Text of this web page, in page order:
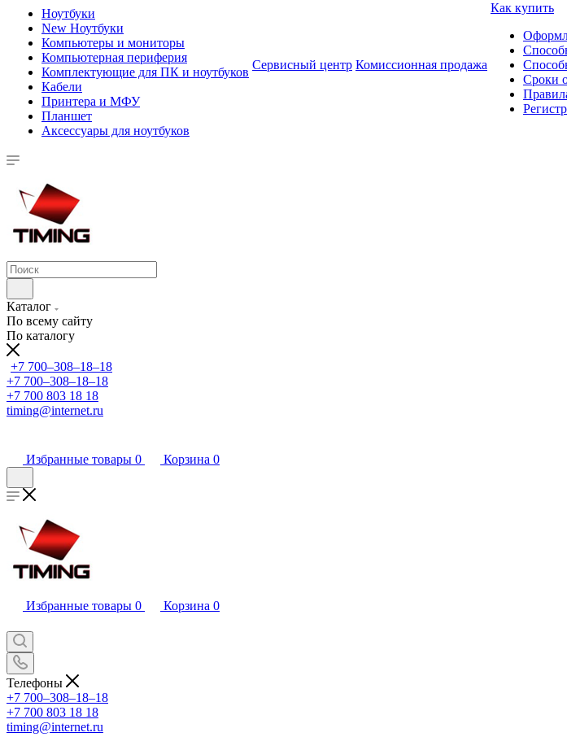
Ноутбуки
New Ноутбуки
Компьютеры и мониторы
Компьютерная периферия
Комплектующие для ПК и ноутбуков
Кабели
Принтера и МФУ
Планшет
Аксессуары для ноутбуков
Сервисный центр Комиссионная продажа
Как купить
Сроки
Каталог
По всему сайту
По каталогу
+7 700‒308‒18‒18
+7 700‒308‒18‒18
+7 700 803 18 18
timing@internet.ru
Избранные товары 0 Корзина 0
Избранные товары 0 Корзина 0
Телефоны
+7 700‒308‒18‒18
+7 700 803 18 18
timing@internet.ru